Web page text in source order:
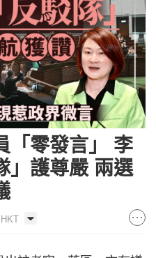
「零發言」 李
」護尊嚴 兩選